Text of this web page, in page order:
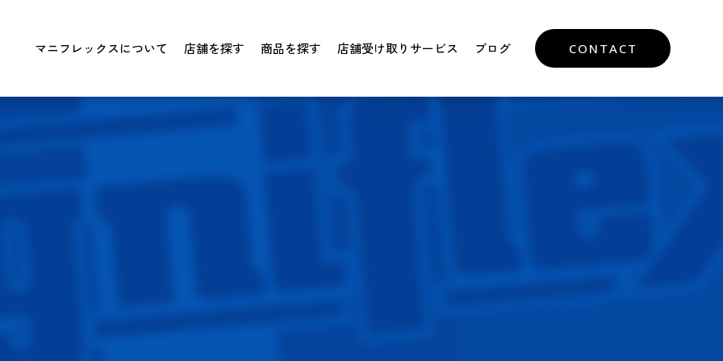
マニフレックスについて 店舗を探す 商品を探す 店舗受け取りサービス ブログ CONTACT